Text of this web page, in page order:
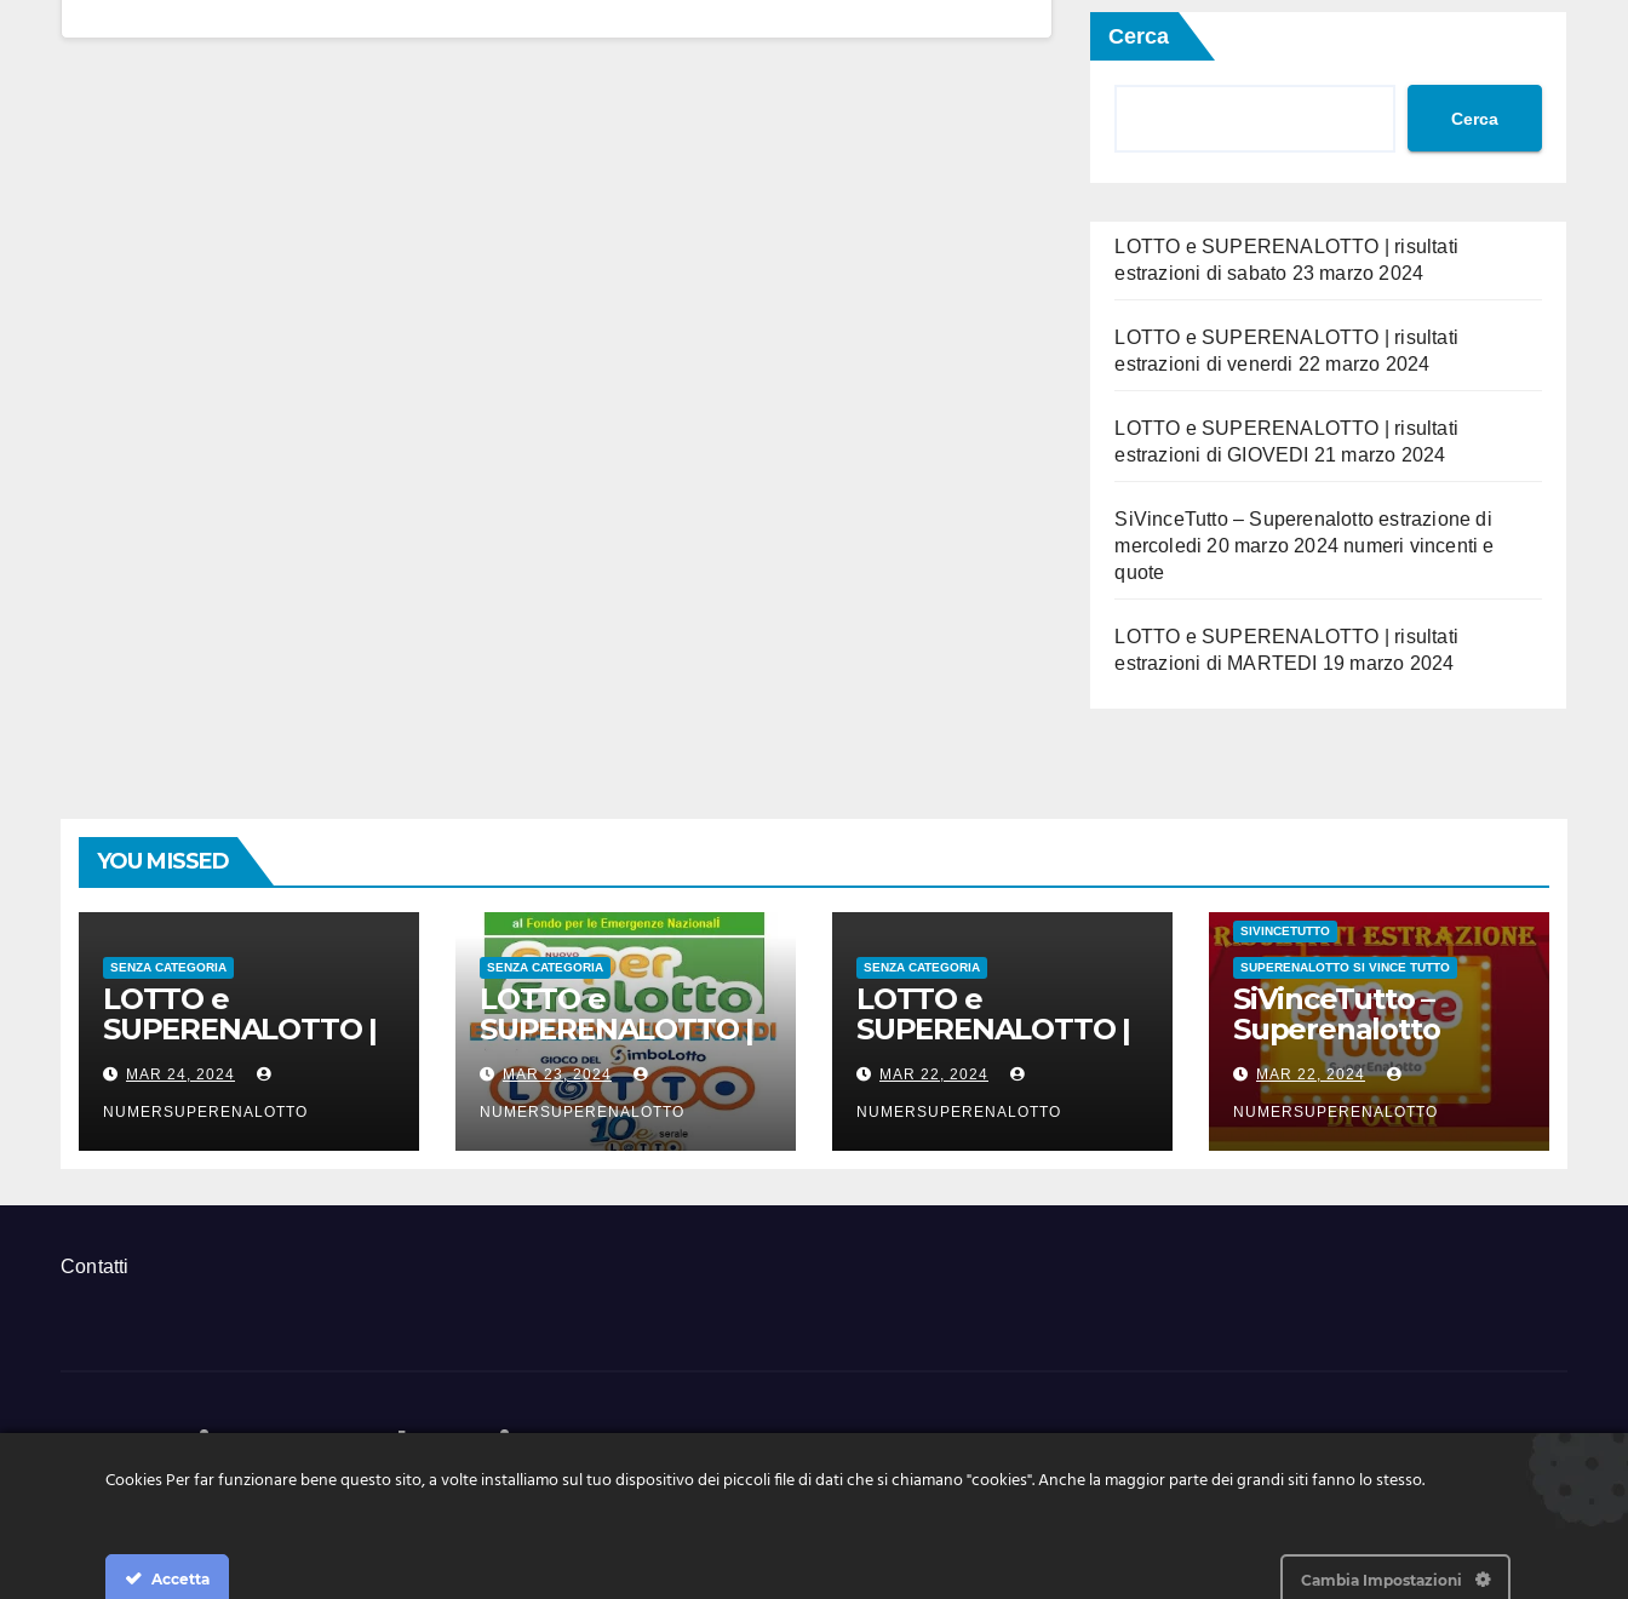
Cerca
Cerca
LOTTO e SUPERENALOTTO | risultati
estrazioni di sabato 23 marzo 2024
LOTTO e SUPERENALOTTO | risultati
estrazioni di venerdi 22 marzo 2024
LOTTO e SUPERENALOTTO | risultati
estrazioni di GIOVEDI 21 marzo 2024
SiVinceTutto – Superenalotto estrazione di
mercoledi 20 marzo 2024 numeri vincenti e
quote
LOTTO e SUPERENALOTTO | risultati
estrazioni di MARTEDI 19 marzo 2024
YOU MISSED
SENZA CATEGORIA
LOTTO e
SUPERENALOTTO |
risultati estrazioni di
sabato 23 marzo
2024
MAR 24, 2024
NUMERSUPERENALOTTO
SENZA CATEGORIA
LOTTO e
SUPERENALOTTO |
risultati estrazioni di
venerdi 22 marzo
2024
MAR 23, 2024
NUMERSUPERENALOTTO
SENZA CATEGORIA
LOTTO e
SUPERENALOTTO |
risultati estrazioni di
GIOVEDI 21 marzo
2024
MAR 22, 2024
NUMERSUPERENALOTTO
SIVINCETUTTO
SUPERENALOTTO SI VINCE TUTTO
SiVinceTutto –
Superenalotto
estrazione di
mercoledi 20 marzo
2024 numeri
vincenti e quote
MAR 22, 2024
NUMERSUPERENALOTTO
Contatti
NumeriSuperEnalotto.it
Tutte le news, le estrazioni, pronostici a portata di click
Cookies Per far funzionare bene questo sito, a volte installiamo sul tuo dispositivo dei piccoli file di dati che si chiamano "cookies". Anche la maggior parte dei grandi siti fanno lo stesso.
Accetta Cambia Impostazioni